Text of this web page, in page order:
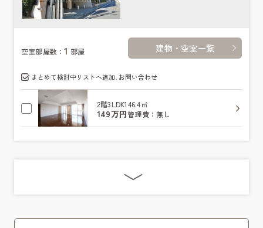
空室部屋数：1 部屋 建物・空室一覧
まとめて検討中リストへ追加､お問い合わせ
2階3LDK146.4㎡
149万円管理費：無し